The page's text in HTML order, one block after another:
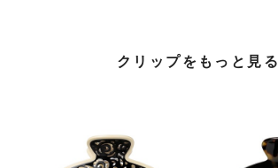
クリップをもっと見る